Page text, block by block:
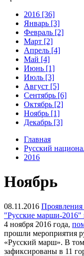
2016 [36]
Январь [3]
Февраль [2]
Март [2]
Апрель [4]
Май [4]
Июнь [1]
Июль [3]
Август [5]
Сентябрь [6]
Октябрь [2]
Ноябрь [1]
Декабрь [3]
Главная
Русский
2016
Ноябрь
08.11.2016 Проявления
"Русские марши-2016"
4 ноября 2016 года,
прошли мероприятия
«Русский марш». В
зафиксированы в 11